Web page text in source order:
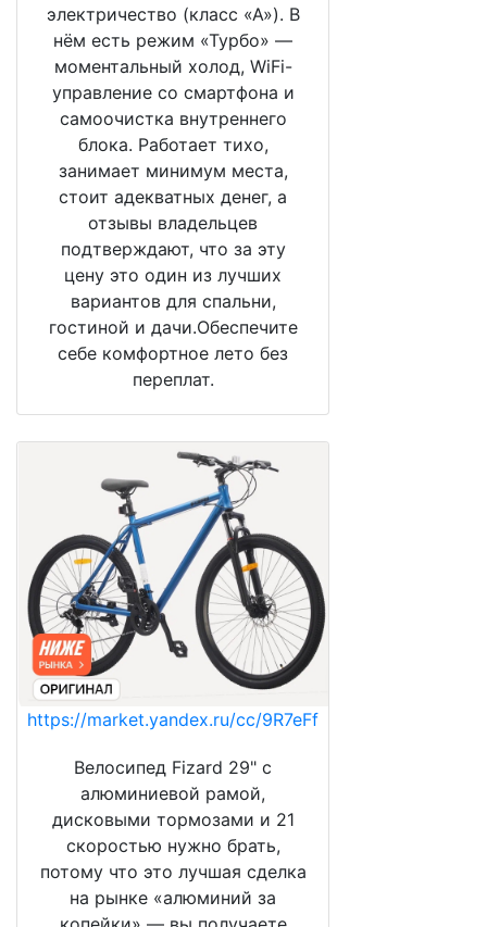
электричество (класс «А»). В
нём есть режим «Турбо» —
моментальный холод, WiFi-
управление со смартфона и
самоочистка внутреннего
блока. Работает тихо,
занимает минимум места,
стоит адекватных денег, а
отзывы владельцев
подтверждают, что за эту
цену это один из лучших
вариантов для спальни,
гостиной и дачи.Обеспечите
себе комфортное лето без
переплат.
https://market.yandex.ru/cc/9R7eFf
Велосипед Fizard 29" с
алюминиевой рамой,
дисковыми тормозами и 21
скоростью нужно брать,
потому что это лучшая сделка
на рынке «алюминий за